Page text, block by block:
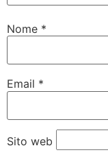
Nome *
Email *
Sito web